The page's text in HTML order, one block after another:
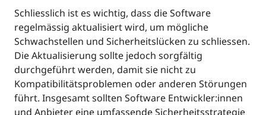
Schliesslich ist es wichtig, dass die Software
regelmässig aktualisiert wird, um mögliche
Schwachstellen und Sicherheitslücken zu schliessen.
Die Aktualisierung sollte jedoch sorgfältig
durchgeführt werden, damit sie nicht zu
Kompatibilitätsproblemen oder anderen Störungen
führt. Insgesamt sollten Software Entwickler:innen
und Anbieter eine umfassende Sicherheitsstrategie